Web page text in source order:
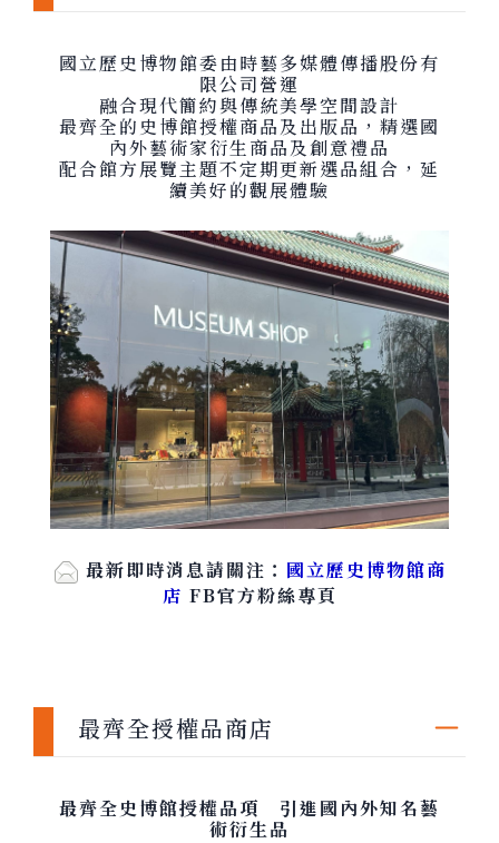
國立歷史博物館委由時藝多媒體傳播股份有
限公司營運
融合現代簡約與傳統美學空間設計
最齊全的史博館授權商品及出版品，精選國
內外藝術家衍生商品及創意禮品
配合館方展覽主題不定期更新選品組合，延
續美好的觀展體驗
最新即時消息請關注： 國立歷史博物館商
店 FB官方粉絲專頁
最齊全授權品商店
最齊全史博館授權品項 引進國內外知名藝
術衍生品